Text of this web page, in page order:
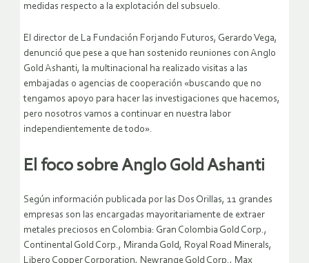
medidas respecto a la explotación del subsuelo.
El director de La Fundación Forjando Futuros, Gerardo Vega,
denunció que pese a que han sostenido reuniones con Anglo
Gold Ashanti, la multinacional ha realizado visitas a las
embajadas o agencias de cooperación «buscando que no
tengamos apoyo para hacer las investigaciones que hacemos,
pero nosotros vamos a continuar en nuestra labor
independientemente de todo».
El foco sobre Anglo Gold Ashanti
Según información publicada por las Dos Orillas, 11 grandes
empresas son las encargadas mayoritariamente de extraer
metales preciosos en Colombia: Gran Colombia Gold Corp.,
Continental Gold Corp., Miranda Gold, Royal Road Minerals,
Libero Copper Corporation, Newrange Gold Corp., Max